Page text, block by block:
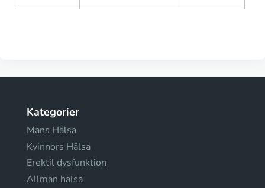
Kategorier
Mäns Hälsa
Kvinnors Hälsa
Erektil dysfunktion
Allmän hälsa